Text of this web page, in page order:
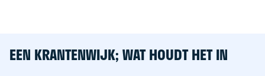
EEN KRANTENWIJK; WAT HOUDT HET IN